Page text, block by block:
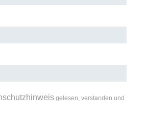
gelesen, verstanden und